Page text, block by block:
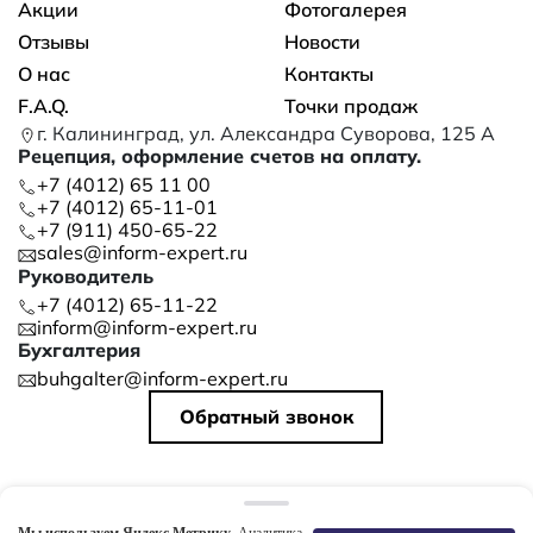
Акции
Фотогалерея
Отзывы
Новости
О нас
Контакты
F.A.Q.
Точки продаж
г. Калининград, ул. Александра Суворова, 125 А
Рецепция, оформление счетов на оплату.
+7 (4012) 65 11 00
+7 (4012) 65-11-01
+7 (911) 450-65-22
sales@inform-expert.ru
Руководитель
+7 (4012) 65-11-22
inform@inform-expert.ru
Бухгалтерия
buhgalter@inform-expert.ru
Обратный звонок
Политика конфиденциальности